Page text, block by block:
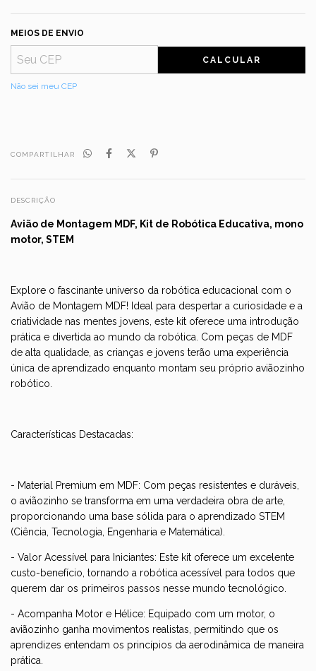
MEIOS DE ENVIO
CALCULAR
Não sei meu CEP
COMPARTILHAR
DESCRIÇÃO
Avião de Montagem MDF, Kit de Robótica Educativa, mono
motor, STEM
Explore o fascinante universo da robótica educacional com o
Avião de Montagem MDF! Ideal para despertar a curiosidade e a
criatividade nas mentes jovens, este kit oferece uma introdução
prática e divertida ao mundo da robótica. Com peças de MDF
de alta qualidade, as crianças e jovens terão uma experiência
única de aprendizado enquanto montam seu próprio aviãozinho
robótico.
Características Destacadas:
- Material Premium em MDF: Com peças resistentes e duráveis,
o aviãozinho se transforma em uma verdadeira obra de arte,
proporcionando uma base sólida para o aprendizado STEM
(Ciência, Tecnologia, Engenharia e Matemática).
- Valor Acessível para Iniciantes: Este kit oferece um excelente
custo-benefício, tornando a robótica acessível para todos que
querem dar os primeiros passos nesse mundo tecnológico.
- Acompanha Motor e Hélice: Equipado com um motor, o
aviãozinho ganha movimentos realistas, permitindo que os
aprendizes entendam os princípios da aerodinâmica de maneira
prática.